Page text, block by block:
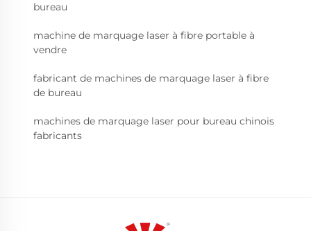
bureau
machine de marquage laser à fibre portable à
vendre
fabricant de machines de marquage laser à fibre
de bureau
machines de marquage laser pour bureau chinois
fabricants